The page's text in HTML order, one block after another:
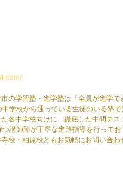
市の学習塾・進学塾は「全員が進学
学校から通っている生徒のいる塾
各中学校向けに、徹底した中間テ
講師陣が丁寧な進路指導を行って
校・柏原校ともお気軽にお問い合わ